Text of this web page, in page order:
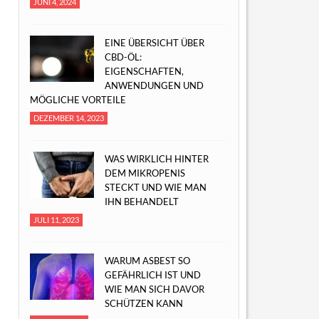
EINE ÜBERSICHT ÜBER
CBD-ÖL:
EIGENSCHAFTEN,
ANWENDUNGEN UND
MÖGLICHE VORTEILE
DEZEMBER 14, 2023
WAS WIRKLICH HINTER
DEM MIKROPENIS
STECKT UND WIE MAN
IHN BEHANDELT
JULI 11, 2023
WARUM ASBEST SO
GEFÄHRLICH IST UND
WIE MAN SICH DAVOR
SCHÜTZEN KANN